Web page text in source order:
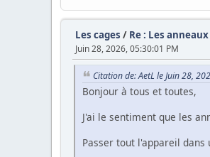
Les cages / Re : Les anneaux
Juin 28, 2026, 05:30:01 PM
Citation de: AetL le Juin 28,
Bonjour à tous et toutes,
J'ai le sentiment que les
Passer tout l'appareil